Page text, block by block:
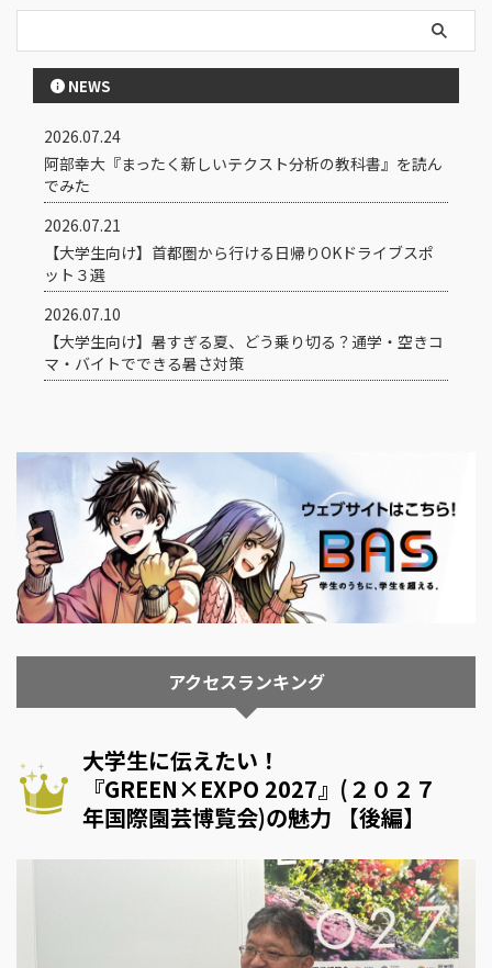
NEWS
2026.07.24
阿部幸大『まったく新しいテクスト分析の教科書』を読ん
でみた
2026.07.21
【大学生向け】首都圏から行ける日帰りOKドライブスポ
ット３選
2026.07.10
【大学生向け】暑すぎる夏、どう乗り切る？通学・空きコ
マ・バイトでできる暑さ対策
アクセスランキング
大学生に伝えたい！
『GREEN×EXPO 2027』(２０２７
年国際園芸博覧会)の魅力 【後編】